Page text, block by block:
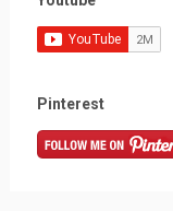
Pinterest